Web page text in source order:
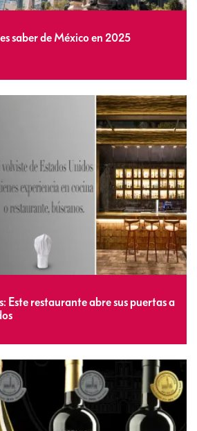
saber de México en 2025
Este restaurante abre sus puertas a